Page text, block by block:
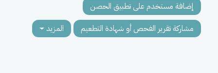
إضافة مستخدم على تطبيق الحصن
مشاركة تقرير الفحص أو شهادة التطعيم
المزيد